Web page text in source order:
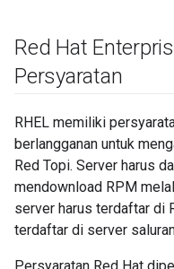
Red Hat
Persyaratan
RHEL memiliki
berlangganan untuk
Red Topi. Server harus
mendownload RPM
server harus terdaftar di
terdaftar di server